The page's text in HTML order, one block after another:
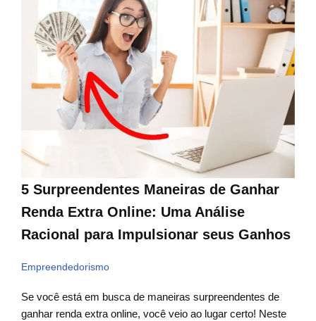
5 Surpreendentes Maneiras de Ganhar
Renda Extra Online: Uma Análise
Racional para Impulsionar seus Ganhos
Empreendedorismo
Se você está em busca de maneiras surpreendentes de
ganhar renda extra online, você veio ao lugar certo! Neste